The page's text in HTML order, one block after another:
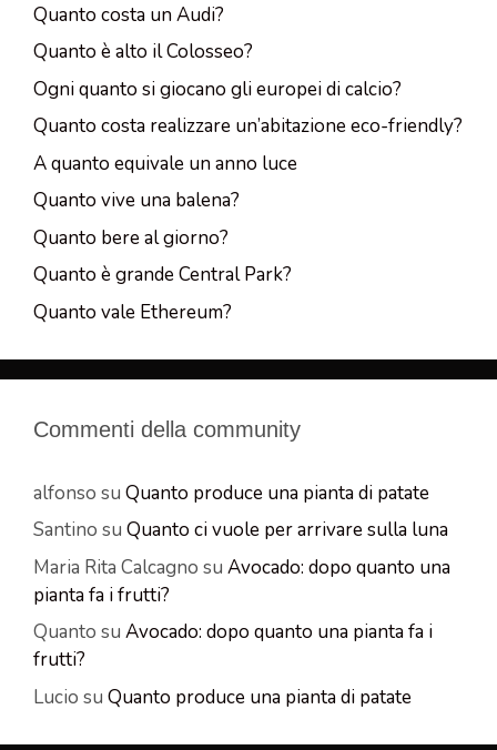
Quanto costa un Audi?
Quanto è alto il Colosseo?
Ogni quanto si giocano gli europei di calcio?
Quanto costa realizzare un’abitazione eco-friendly?
A quanto equivale un anno luce
Quanto vive una balena?
Quanto bere al giorno?
Quanto è grande Central Park?
Quanto vale Ethereum?
Commenti della community
alfonso su Quanto produce una pianta di patate
Santino su Quanto ci vuole per arrivare sulla luna
Maria Rita Calcagno su Avocado: dopo quanto una
pianta fa i frutti?
Quanto su Avocado: dopo quanto una pianta fa i
frutti?
Lucio su Quanto produce una pianta di patate